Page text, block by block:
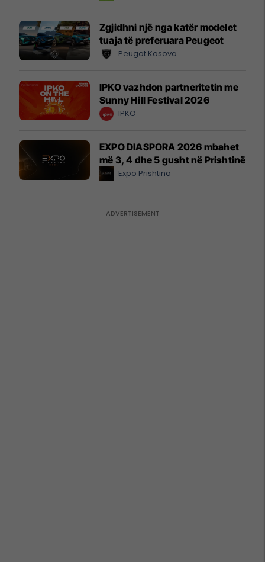
Zgjidhni një nga katër modelet
tuaja të preferuara Peugeot
Peugot Kosova
IPKO vazhdon partneritetin me
Sunny Hill Festival 2026
IPKO
EXPO DIASPORA 2026 mbahet
më 3, 4 dhe 5 gusht në Prishtinë
Expo Prishtina